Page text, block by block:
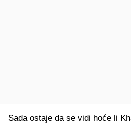
Sada ostaje da se vidi hoće li